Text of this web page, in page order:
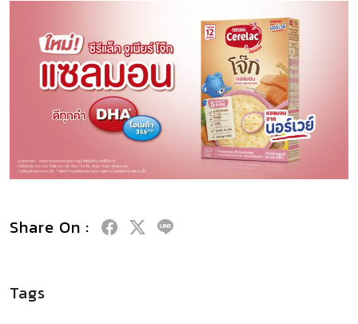
Share On :
Tags